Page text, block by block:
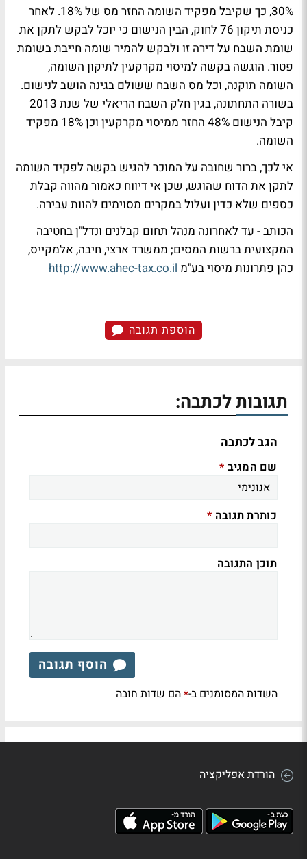
30%, כך שקיבל מפקיד השומה החזר מס של 18%. לאחר
כניסת תיקון 76 לחוק, הבין הנישום כי יוכל לבקש לתקן את
שומת השבח על דירה זו ולבקש להמיר שומה חייבת בשומת
פטור. הוגשה בקשה למיסוי מקרקעין לתיקון השומה,
השומה תוקנה, וכל מס השבח ששולם בגינה הושב לנישום.
בשורה התחתונה, בגין חלק השבח הריאלי של שנת 2013
קיבל הנישום 48% החזר ממיסוי מקרקעין וכן 18% מפקיד
השומה.
אי לכך, ברור שחובה על המוכר להגיש בקשה לפקיד השומה
לתקן את הדוח שהוגש, שכן אי דיווח כאמור מהווה קבלת
כספים שלא כדין ועלול במקרים מסוימים להוות עבירה.
הכותב - עד לאחרונה מנהל תחום קבלנים ונדל"ן בחטיבה
המקצועית ברשות המסים; ממשרד ארצי, חיבה, אלמקייס,
כהן פתרונות מיסוי בע"מ http://www.ahec-tax.co.il
הוספת תגובה
תגובות לכתבה:
הגב לכתבה
שם המגיב *
כותרת תגובה *
תוכן התגובה
הוסף תגובה
השדות המסומנים ב-*הם שדות חובה
הורדת אפליקציה